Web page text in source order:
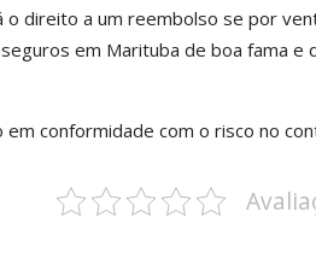
direito a um reembolso se por
em Marituba de boa fama
em conformidade com o risco no